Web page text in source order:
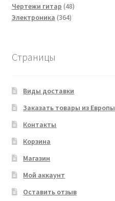
товаров
Чертежи гитар 4848
Электроника 364364
Страницы
Виды доставки
Заказать товары из Европы
Контакты
Корзина
Магазин
Мой аккаунт
Оставить отзыв